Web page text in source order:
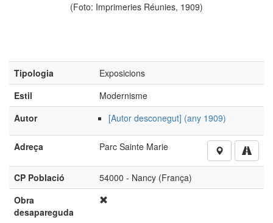
(Foto: Imprimeries Réunies, 1909)
Tipologia
Exposicions
Estil
Modernisme
Autor
[Autor desconegut] (any 1909)
Adreça Parc Sainte Marie
CP Població
54000 - Nancy (França)
Obra
desapareguda